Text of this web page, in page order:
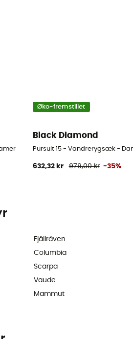
Øko-fremstillet
Black Diamond
Pursuit 15 - Vandrerygsæk -
632,32 kr 979,00 kr -35%
Fjällräven
Columbia
Scarpa
Vaude
Mammut